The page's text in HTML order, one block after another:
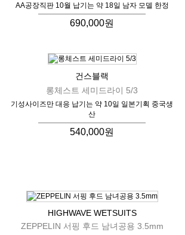
AA공장직판 10월 납기는 약 18일 남자 모델 한정
690,000원
건스블랙
롱체스트 세미드라이 5/3
기성사이즈만 대응 납기는 약 10일 일본기획 중국생
산
540,000원
HIGHWAVE WETSUITS
ZEPPELIN 서핑 후드 남녀공용 3.5mm